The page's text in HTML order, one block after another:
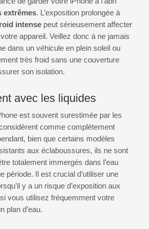
extrêmes. L’exposition prolongée à
intensepeut sérieusement affecter
appareil. Veillez donc à ne jamais
dans un véhicule en plein soleil ou
très froid sans une couverture
son isolation.
avec les liquides
est souvent surestimée par les
comme complètement
bien que certains modèles
aux éclaboussures, ils ne sont
totalement immergés dans l’eau
période. Il est crucial d’utiliser une
y a un risque d’exposition aux
vous utilisez fréquemment votre
plan d’eau.